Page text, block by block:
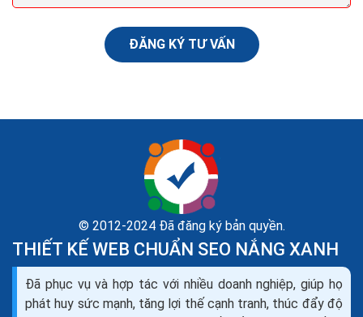
Hướng dẫn marketing tìm kiếm khách hàng cho
Cho đến thời gian gần đây, các công ty dịch vụ vẫn tụt
hậu so trong việc sử dụng marketing. Nhiều Công ty
ĐĂNG KÝ TƯ VẤN
© 2012-2024 Đã đăng ký bản quyền.
THIẾT KẾ WEB CHUẨN SEO NẮNG XANH
Đã phục vụ và hợp tác với nhiều doanh nghiệp, giúp họ
phát huy sức mạnh, tăng lợi thế cạnh tranh, thúc đẩy độ